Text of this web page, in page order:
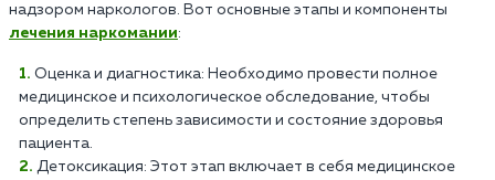
надзором наркологов. Вот основные этапы и компоненты
лечения наркомании:
Оценка и диагностика: Необходимо провести полное
медицинское и психологическое обследование, чтобы
определить степень зависимости и состояние здоровья
пациента.
Детоксикация: Этот этап включает в себя медицинское